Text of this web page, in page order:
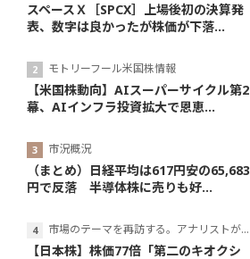
スペースＸ［SPCX］上場後初の決算発
表、数字は良かったが株価が下落...
モトリーフール米国株情報
【米国株動向】AIスーパーサイクル第2
幕、AIインフラ投資拡大で恩恵...
市況概況
（まとめ）日経平均は617円安の65,683
円で反落 半導体株に売りも好...
市場のテーマを再訪する。アナリストが読み解くテーマの本質
【日本株】株価77倍「第二のキオクシ